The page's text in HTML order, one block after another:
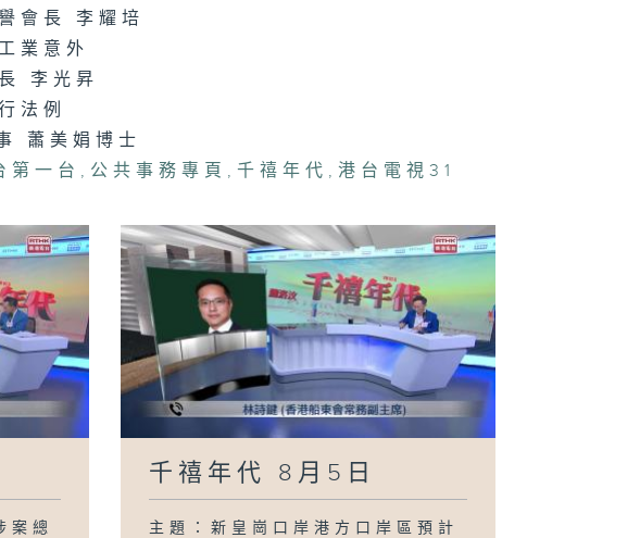
會長 李耀培
業意外
李光昇
法例
蕭美娟博士
第一台 , 公共事務專頁 ,千禧年代 ,港台電視31
案總
千禧年代 8月5日
主題：新皇崗口岸港方口岸區預計